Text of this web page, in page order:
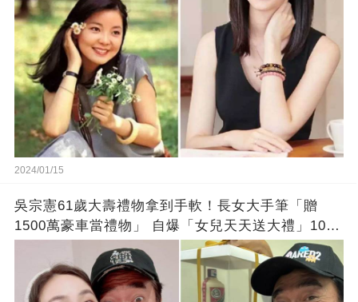
2024/01/15
吳宗憲61歲大壽禮物拿到手軟！長女大手筆「贈
1500萬豪車當禮物」 自爆「女兒天天送大禮」10年
徒弟也不甘示弱!